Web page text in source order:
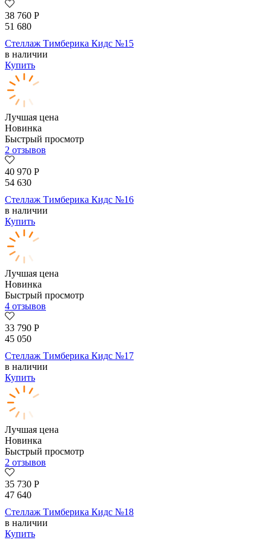
38 760 Р
51 680
Стеллаж Тимберика Кидс №15
в наличии
Купить
Лучшая цена
Новинка
Быстрый просмотр
2 отзывов
40 970 Р
54 630
Стеллаж Тимберика Кидс №16
в наличии
Купить
Лучшая цена
Новинка
Быстрый просмотр
4 отзывов
33 790 Р
45 050
Стеллаж Тимберика Кидс №17
в наличии
Купить
Лучшая цена
Новинка
Быстрый просмотр
2 отзывов
35 730 Р
47 640
Стеллаж Тимберика Кидс №18
в наличии
Купить